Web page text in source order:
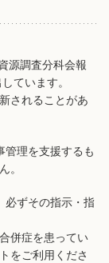
源調査分科会報
ています。
されることがあ
理を支援するも
。
必ずその指示・指
併症を患ってい
をご利用くださ